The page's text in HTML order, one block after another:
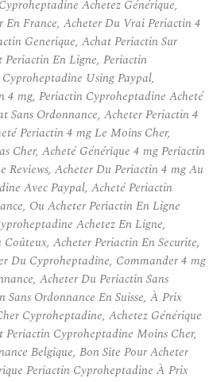
Achetez Générique,
En France, Acheter Du Vrai Periactin 4
Generique, Achat Periactin Sur
En Ligne, Periactin
Using Paypal,
4 mg, Periactin Cyproheptadine Acheté
Sans Ordonnance, Acheter Periactin 4
Periactin 4 mg Le Moins Cher,
Cher, Acheté Générique 4 mg Periactin
Reviews, Acheter Du Periactin 4 mg Au
Avec Paypal, Acheté Periactin
Ou Acheter Periactin En Ligne
Achetez En Ligne,
Acheter Periactin En Securite,
Du Cyproheptadine, Commander 4 mg
Acheter Du Periactin Sans
Ordonnance En Suisse, À Prix
Cyproheptadine, Achetez Générique
Cyproheptadine Moins Cher,
Belgique, Bon Site Pour Acheter
Periactin Cyproheptadine À Prix